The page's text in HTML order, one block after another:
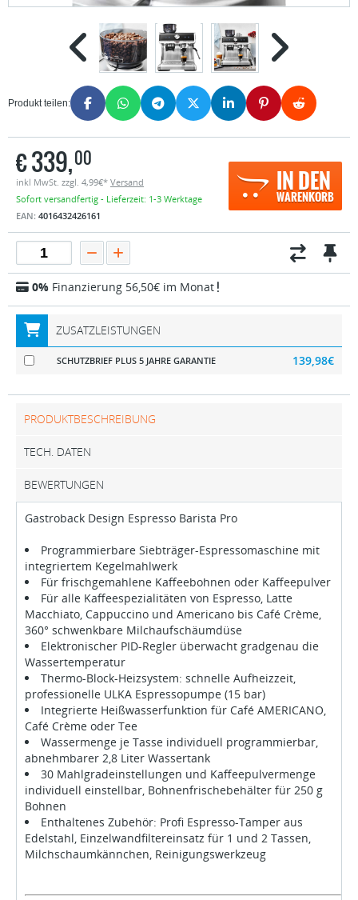
Produkt teilen:
IN DEN
WARENKORB
€339,00
inkl MwSt. zzgl. 4,99€* Versand
Sofort versandfertig - Lieferzeit: 1-3 Werktage
EAN: 4016432426161
0% Finanzierung 56,50€ im Monat
ZUSATZLEISTUNGEN
SCHUTZBRIEF PLUS 5 JAHRE GARANTIE 139,98€
PRODUKTBESCHREIBUNG
TECH. DATEN
BEWERTUNGEN
Gastroback Design Espresso Barista Pro
Programmierbare Siebträger-Espressomaschine mit
integriertem Kegelmahlwerk
Für frischgemahlene Kaffeebohnen oder Kaffeepulver
Für alle Kaffeespezialitäten von Espresso, Latte
Macchiato, Cappuccino und Americano bis Café Crème,
360° schwenkbare Milchaufschäumdüse
Elektronischer PID-Regler überwacht gradgenau die
Wassertemperatur
Thermo-Block-Heizsystem: schnelle Aufheizzeit,
professionelle ULKA Espressopumpe (15 bar)
Integrierte Heißwasserfunktion für Café AMERICANO,
Café Crème oder Tee
Wassermenge je Tasse individuell programmierbar,
abnehmbarer 2,8 Liter Wassertank
30 Mahlgradeinstellungen und Kaffeepulvermenge
individuell einstellbar, Bohnenfrischebehälter für 250 g
Bohnen
Enthaltenes Zubehör: Profi Espresso-Tamper aus
Edelstahl, Einzelwandfiltereinsatz für 1 und 2 Tassen,
Milchschaumkännchen, Reinigungswerkzeug